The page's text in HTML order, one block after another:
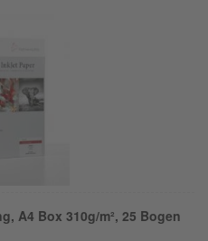
A4 Box 310g/m², 25 Bogen